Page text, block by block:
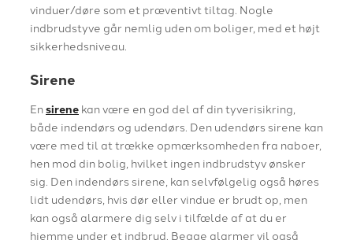
vinduer/døre som et præventivt tiltag. Nogle
indbrudstyve går nemlig uden om boliger, med et højt
sikkerhedsniveau.
Sirene
Ensirene kan være en god del af din tyverisikring,
både indendørs og udendørs. Den udendørs sirene kan
være med til at trække opmærksomheden fra naboer,
hen mod din bolig, hvilket ingen indbrudstyv ønsker
sig. Den indendørs sirene, kan selvfølgelig også høres
lidt udendørs, hvis dør eller vindue er brudt op, men
kan også alarmere dig selv i tilfælde af at du er
hjemme under et indbrud. Begge alarmer vil også